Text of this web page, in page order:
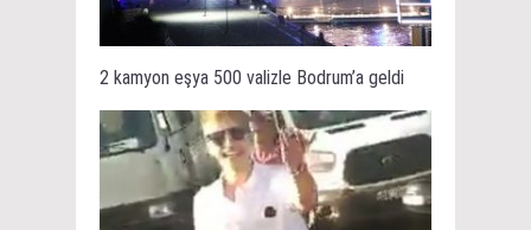
2 kamyon eşya 500 valizle Bodrum’a geldi